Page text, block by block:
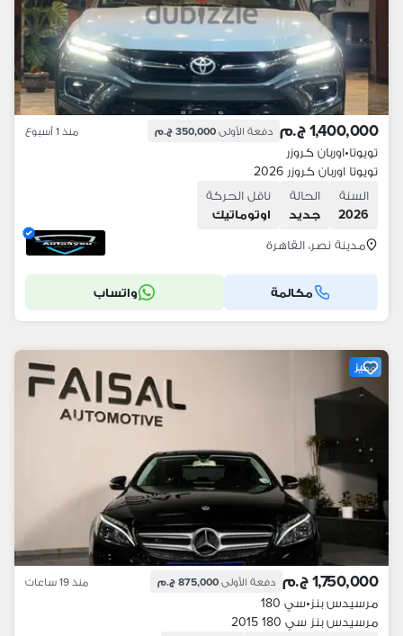
1,400,000 ج.م دفعة الأولى 350,000 ج.م منذ 1 أسبوع
تويوتا•اوربان كروزر
تويوتا اوربان كروزر 2026
السنة
2026
الحالة
جديد
ناقل الحركة
اوتوماتيك
مدينة نصر، القاهرة
مكالمة واتساب
مميز
1,750,000 ج.م دفعة الأولى 875,000 ج.م منذ 19 ساعات
مرسيدس بنز•سي 180
مرسيدس بنز سي 180 2015